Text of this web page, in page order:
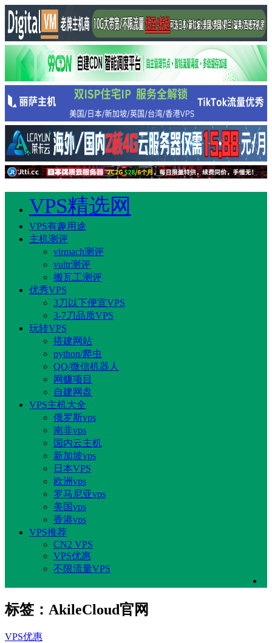
VPS精选网
VPS有趣用途
主机测评
virmach测评
vultr测评
搬瓦工测评
优秀VPS
3刀以下便宜VPS
3-7刀品质VPS
玩转VPS
搭建网站
python/爬虫
QQ/微信机器人
网赚项目
自建网盘
VPS主机大全
俄罗斯vps
南非vps
国内云主机
新加坡vps
日本VPS
欧洲vps
罗马尼亚vps
美国vps
香港vps
VPS推荐
CN2 VPS
VPS优惠
不限流量VPS
标签：AkileCloud官网
VPS优惠